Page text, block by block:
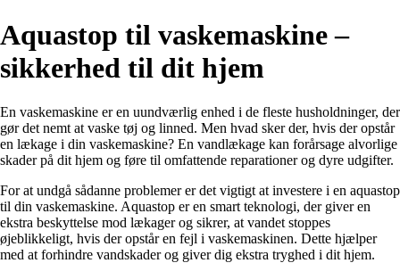
Aquastop til vaskemaskine –
sikkerhed til dit hjem
En vaskemaskine er en uundværlig enhed i de fleste husholdninger, der
gør det nemt at vaske tøj og linned. Men hvad sker der, hvis der opstår
en lækage i din vaskemaskine? En vandlækage kan forårsage alvorlige
skader på dit hjem og føre til omfattende reparationer og dyre udgifter.
For at undgå sådanne problemer er det vigtigt at investere i en aquastop
til din vaskemaskine. Aquastop er en smart teknologi, der giver en
ekstra beskyttelse mod lækager og sikrer, at vandet stoppes
øjeblikkeligt, hvis der opstår en fejl i vaskemaskinen. Dette hjælper
med at forhindre vandskader og giver dig ekstra tryghed i dit hjem.